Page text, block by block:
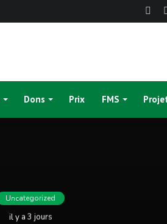
Dons Prix FMS
Uncategorized
il y a 3 jours